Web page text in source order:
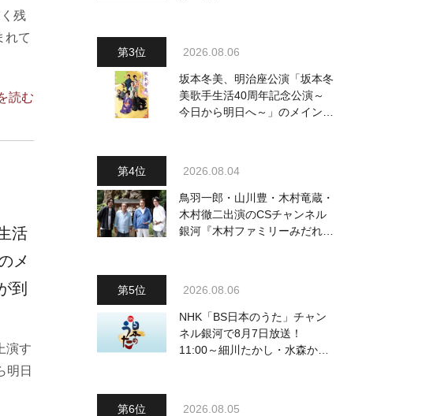
残
れて
読む
活
メ
到
演す
明日
2026.08.06
坂本冬美、明治座公演「坂本冬
美歌手生活40周年記念公演～
今日から明日へ～」のメインビ
2026.08.04
鳥羽一郎・山川豊・木村竜蔵・
木村徹二出演のCSチャンネル
銀河『木村ファミリーみだれ旅
2026.08.06
NHK「BS日本のうた」チャン
ネル銀河で8月7日放送！
11:00～細川たかし・水森かお
2026.08.05